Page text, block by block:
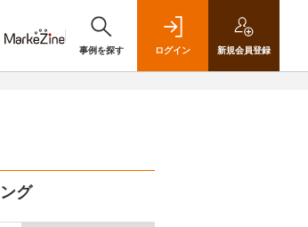
事例を探す ログイン 新規会員登録
グ